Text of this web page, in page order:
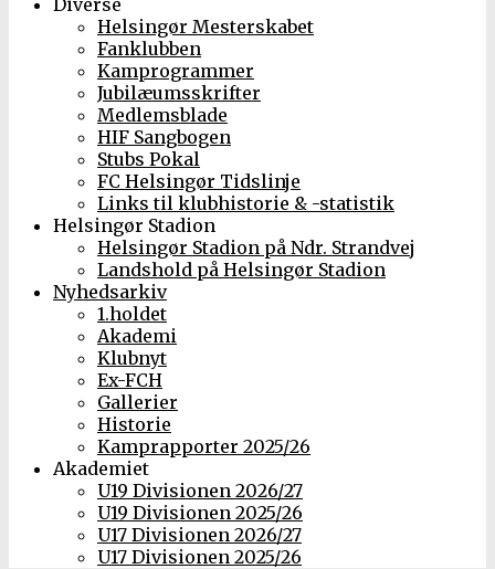
Diverse
Helsingør Mesterskabet
Fanklubben
Kamprogrammer
Jubilæumsskrifter
Medlemsblade
HIF Sangbogen
Stubs Pokal
FC Helsingør Tidslinje
Links til klubhistorie & -statistik
Helsingør Stadion
Helsingør Stadion på Ndr. Strandvej
Landshold på Helsingør Stadion
Nyhedsarkiv
1.holdet
Akademi
Klubnyt
Ex-FCH
Gallerier
Historie
Kamprapporter 2025/26
Akademiet
U19 Divisionen 2026/27
U19 Divisionen 2025/26
U17 Divisionen 2026/27
U17 Divisionen 2025/26